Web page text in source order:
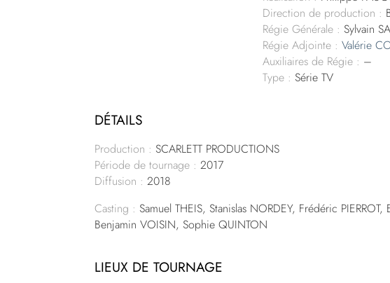
Direction de production :
Régie Générale : Sylvain
Régie Adjointe : Valérie
Auxiliaires de Régie : –
Type : Série TV
DÉTAILS
Production : SCARLETT PRODUCTIONS
Période de tournage : 2017
Diffusion : 2018
Casting : Samuel THEIS, Stanislas NORDEY, Frédéric
Benjamin VOISIN, Sophie QUINTON
LIEUX DE TOURNAGE